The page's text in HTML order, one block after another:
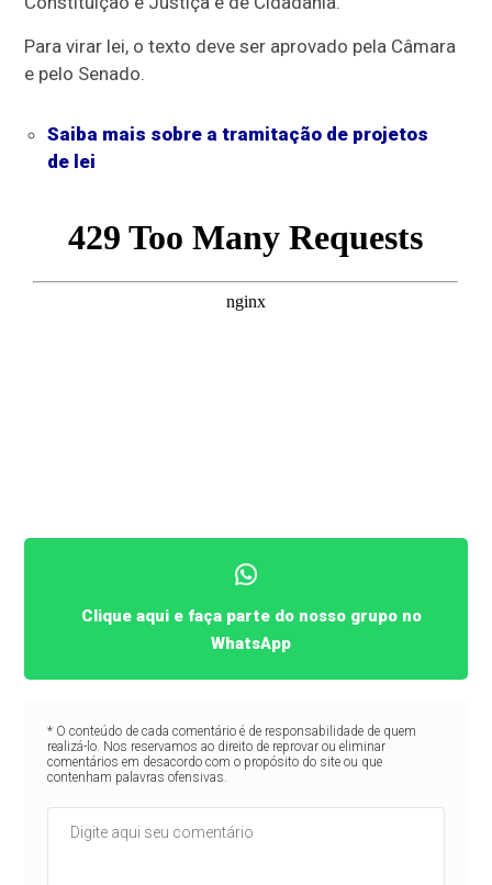
Para virar lei, o texto deve ser aprovado pela Câmara
e pelo Senado.
Saiba mais sobre a tramitação de projetos
de lei
Clique aqui e faça parte do nosso grupo no
WhatsApp
* O conteúdo de cada comentário é de responsabilidade de quem
realizá-lo. Nos reservamos ao direito de reprovar ou eliminar
comentários em desacordo com o propósito do site ou que
contenham palavras ofensivas.